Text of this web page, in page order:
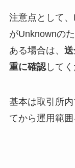
注意点として
がUnknownの
ある場合は、
重に確認してく
基本は取引所
てから運用範囲